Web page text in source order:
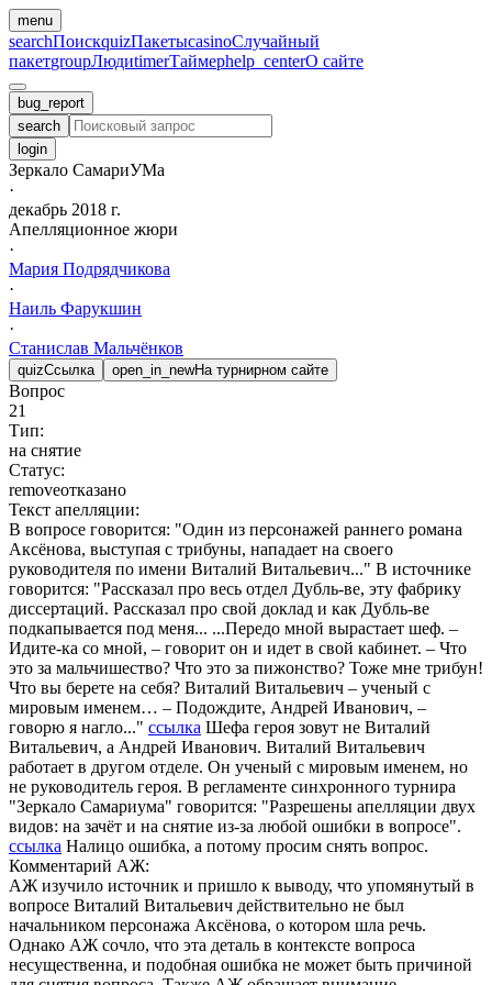
menu
searchПоискquizПакетыcasinoСлучайный
пакетgroupЛюдиtimerТаймерhelp_centerО сайте
bug_report
search
login
Зеркало СамариУМа
·
декабрь 2018 г.
Апелляционное жюри
·
Мария Подрядчикова
·
Наиль Фарукшин
·
Станислав Мальчёнков
quizСсылка open_in_newНа турнирном сайте
Вопрос
21
Тип:
на снятие
Статус:
removeотказано
Текст апелляции:
В вопросе говорится: "Один из персонажей раннего романа
Аксёнова, выступая с трибуны, нападает на своего
руководителя по имени Виталий Витальевич..." В источнике
говорится: "Рассказал про весь отдел Дубль-ве, эту фабрику
диссертаций. Рассказал про свой доклад и как Дубль-ве
подкапывается под меня... ...Передо мной вырастает шеф. –
Идите-ка со мной, – говорит он и идет в свой кабинет. – Что
это за мальчишество? Что это за пижонство? Тоже мне трибун!
Что вы берете на себя? Виталий Витальевич – ученый с
мировым именем… – Подождите, Андрей Иванович, –
говорю я нагло..." ссылка Шефа героя зовут не Виталий
Витальевич, а Андрей Иванович. Виталий Витальевич
работает в другом отделе. Он ученый с мировым именем, но
не руководитель героя. В регламенте синхронного турнира
"Зеркало Самариума" говорится: "Разрешены апелляции двух
видов: на зачёт и на снятие из-за любой ошибки в вопросе".
ссылка Налицо ошибка, а потому просим снять вопрос.
Комментарий АЖ:
АЖ изучило источник и пришло к выводу, что упомянутый в
вопросе Виталий Витальевич действительно не был
начальником персонажа Аксёнова, о котором шла речь.
Однако АЖ сочло, что эта деталь в контексте вопроса
несущественна, и подобная ошибка не может быть причиной